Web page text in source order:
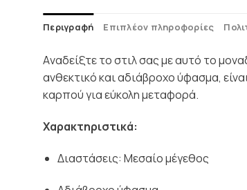
Περιγραφή Επιπλέον πληροφορίες
Aναδείξτε το στιλ σας με αυτό το
ανθεκτικό και αδιάβροχο ύφασμα,
καρπού για εύκολη μεταφορά.
Χαρακτηριστικά:
Διαστάσεις: Μεσαίο μέγεθος